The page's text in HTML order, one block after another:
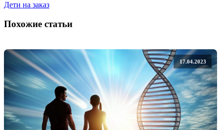
Дети на заказ
Похожие статьи
17.04.2023